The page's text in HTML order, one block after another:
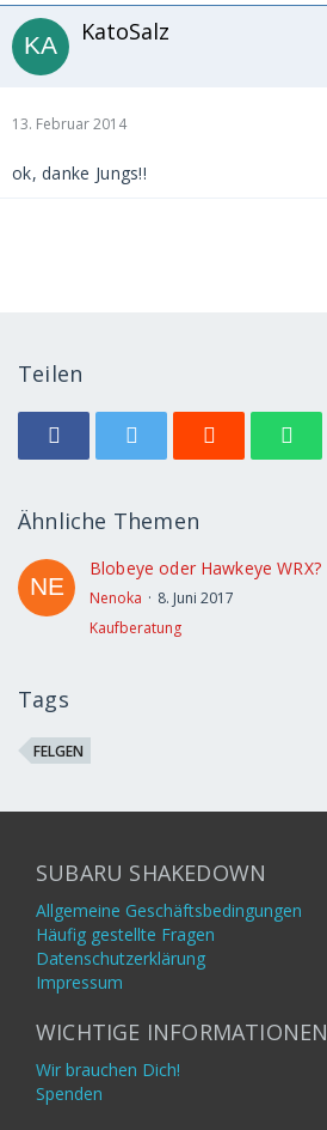
KatoSalz
13. Februar 2014
ok, danke Jungs!!
Teilen
Ähnliche Themen
Blobeye oder Hawkeye WRX?
Nenoka
8. Juni 2017
Kaufberatung
Tags
FELGEN
SUBARU SHAKEDOWN
Allgemeine Geschäftsbedingungen
Häufig gestellte Fragen
Datenschutzerklärung
Impressum
WICHTIGE INFORMATIONEN
Wir brauchen Dich!
Spenden